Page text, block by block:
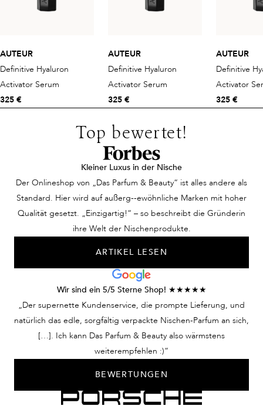
AUTEUR
Definitive Hyaluron
Activator Serum
325 €
AUTEUR
Definitive Hyaluron
Activator Serum
325 €
AUTEUR
Definitive
Activator
325 €
Top bewertet!
Kleiner Luxus in der Nische
Der Onlineshop von „Das Parfum & Beauty“ ist alles andere als
Standard. Hier wird auf außerg--ewöhnliche Marken mit hoher
Qualität gesetzt. „Einzigartig!“ – so beschreibt die Gründerin
ihre Welt der Nischenprodukte.
ARTIKEL LESEN
Wir sind ein 5/5 Sterne Shop! ★★★★★
„Der supernette Kundenservice, die prompte Lieferung, und
natürlich das edle, sorgfältig verpackte Nischen-Parfum an sich,
[…]. Ich kann Das Parfum & Beauty also wärmstens
weiterempfehlen :)“
BEWERTUNGEN